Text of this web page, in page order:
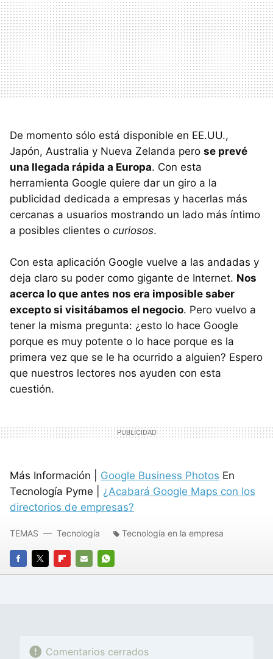
De momento sólo está disponible en EE.UU.,
Japón, Australia y Nueva Zelanda pero se prevé
una llegada rápida a Europa. Con esta
herramienta Google quiere dar un giro a la
publicidad dedicada a empresas y hacerlas más
cercanas a usuarios mostrando un lado más íntimo
a posibles clientes o curiosos.
Con esta aplicación Google vuelve a las andadas y
deja claro su poder como gigante de Internet. Nos
acerca lo que antes nos era imposible saber
excepto si visitábamos el negocio. Pero vuelvo a
tener la misma pregunta: ¿esto lo hace Google
porque es muy potente o lo hace porque es la
primera vez que se le ha ocurrido a alguien? Espero
que nuestros lectores nos ayuden con esta
cuestión.
Más Información | Google Business Photos En
Tecnología Pyme | ¿Acabará Google Maps con los
directorios de empresas?
FACEBOOK
TWITTERFLIPBOARD
E-
WHATSAPP
TEMAS Tecnología Tecnología en la empresa
Comentarios cerrados